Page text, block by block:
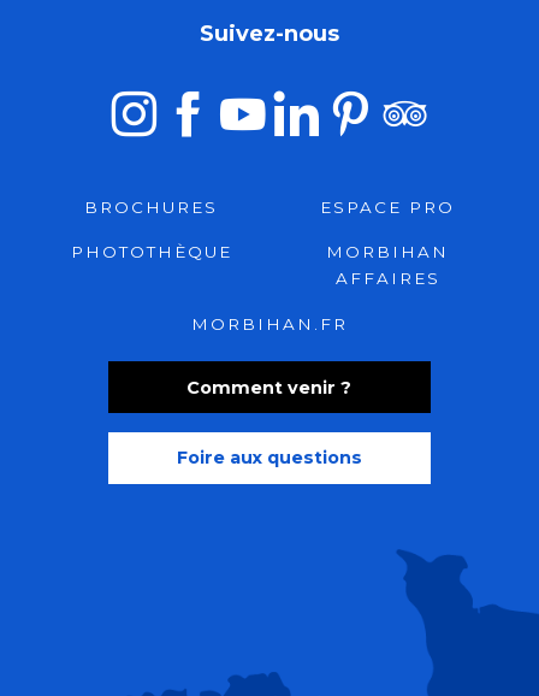
Comment venir ?
Foire aux questions
Suivez-nous
BROCHURES ESPACE PRO
PHOTOTHÈQUE
MORBIHAN
AFFAIRES
MORBIHAN.FR